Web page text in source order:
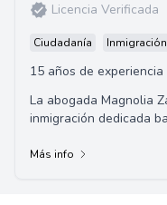
Licencia Verificada
Ciudadanía Inmigración
15 años de experiencia
La abogada Magnolia
inmigración dedicada
Más info